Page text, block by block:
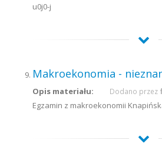
u0j0-j
Makroekonomia -
Dodano przez
Opis materiału:
Egzamin z makroekonomii